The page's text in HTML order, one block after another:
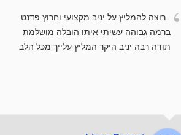
רוצה להמליץ על יניב מקצועי וחרוץ פדנט
ברמה גבוהה עשיתי איתו הובלה מושלמת
תודה רבה יניב היקר המליץ עלייך מכל הלב